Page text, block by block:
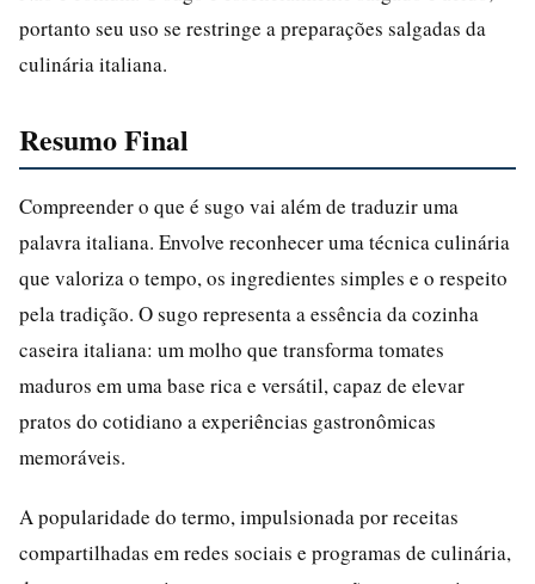
portanto seu uso se restringe a preparações salgadas da
culinária italiana.
Resumo Final
Compreender o que é sugo vai além de traduzir uma
palavra italiana. Envolve reconhecer uma técnica culinária
que valoriza o tempo, os ingredientes simples e o respeito
pela tradição. O sugo representa a essência da cozinha
caseira italiana: um molho que transforma tomates
maduros em uma base rica e versátil, capaz de elevar
pratos do cotidiano a experiências gastronômicas
memoráveis.
A popularidade do termo, impulsionada por receitas
compartilhadas em redes sociais e programas de culinária,